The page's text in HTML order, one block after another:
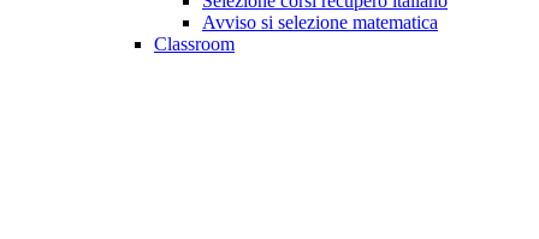
Avviso si selezione matematica
Classroom